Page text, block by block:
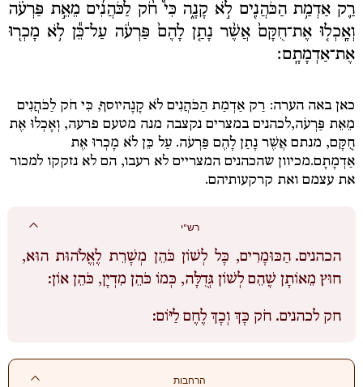
רַ֛ק אַדְמַ֥ת הַכֹּהֲנִ֖ים לֹ֣א קָנָ֑ה כִּי֩ חֹ֨ק לַכֹּהֲנִ֜ים מֵאֵ֣ת פַּרְעֹ֗ה
וְאָֽכְל֤וּ אֶת־חֻקָּם֙ אֲשֶׁ֨ר נָתַ֤ן לָהֶם֙ פַּרְעֹ֔ה עַל־כֵּ֕ן לֹ֥א מָכְר֖וּ
אֶת־אַדְמָתָֽם׃
כאן באה הערה: רַק אַדְמַת הַכֹּהֲנִים לֹא קָנָהיוסף, כִּי חֹק לַכֹּהֲנִים
מֵאֵת פַּרְעֹה,לכהנים במצרים נקצבה מנה מטעם פרעה, וְאָכְלוּ אֶת
חֻקָּם, מנתם אֲשֶׁר נָתַן לָהֶם פַּרְעֹה. עַל כֵּן לֹא מָכְרוּ אֶת
אַדְמָתָם.מכיוון שהכהנים המצריים לא רעבו, הם לא נזקקו למכור
את עצמם ואת קרקעותיהם.
רש"י
הכהנים. הַכּוּמָרִים, כָּל לְשׁוֹן כֹּהֵן מְשָׁרֵת לֶאֱלֹהוּת הוּא,
חוּץ מֵאוֹתָן שֶׁהֵם לְשׁוֹן גְּדֻלָּה, כְּמוֹ כֹּהֵן מִדְיָן, כֹּהֵן אוֹן:
חק לכהנים. חֹק כָּךְ וְכָךְ לֶחֶם לַיּוֹם:
הרחבות